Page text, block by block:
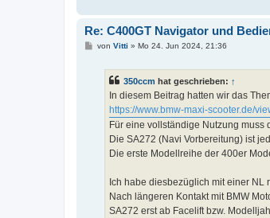
Re: C400GT Navigator und
Bvon Vitti » Mo 24. Jun 2024, 21:36
350ccm hat geschrieben: ↑
In diesem Beitrag hatten wir das
https://www.bmw-maxi-scooter.de/
Für eine vollständige Nutzung
Die SA272 (Navi Vorbereitung) ist
Die erste Modellreihe der 400er
Ich habe diesbezüglich mit einer
Nach längeren Kontakt mit BMW
SA272 erst ab Facelift bzw.